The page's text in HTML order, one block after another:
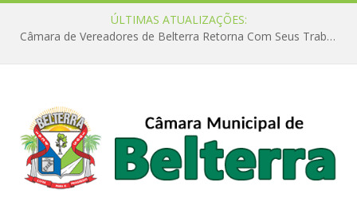
ÚLTIMAS ATUALIZAÇÕES:
Câmara de Vereadores de Belterra Retorna Com Seus Trabalhos Legislativos